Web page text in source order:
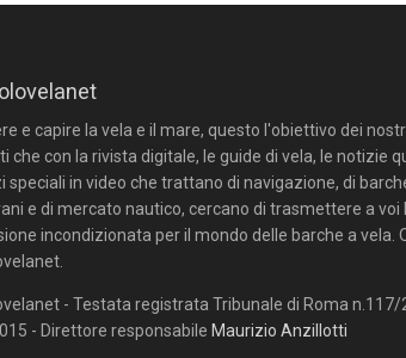
e capire la vela e il mare, questo l'obiettivo dei
che con la rivista digitale, le guide di vela, le notizie
speciali in video che trattano di navigazione, di
e di mercato nautico, cercano di trasmettere a voi
incondizionata per il mondo delle barche a vela.
- Testata registrata Tribunale di Roma n.117/
- Direttore responsabile Maurizio Anzillotti